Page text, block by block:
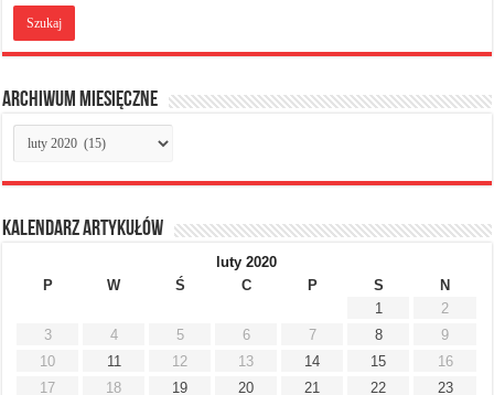
Archiwum miesięczne
Archiwum
miesięczne
Kalendarz artykułów
luty 2020
P
W Ś C P S
N
1
2
3
4 5 6 7 8
9
10
11 12 13 14 15
16
17
18 19 20 21 22
23